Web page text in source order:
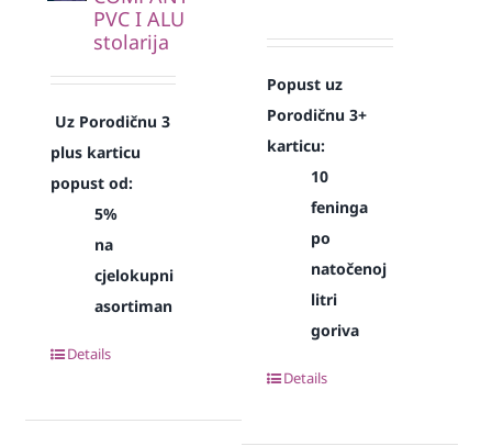
PVC I ALU
stolarija
Uz Porodičnu 3
plus karticu
popust od:
5%
na
cjelokupni
asortiman
Details
Popust uz
Porodičnu 3+
karticu:
10
feninga
po
natočenoj
litri
goriva
Details